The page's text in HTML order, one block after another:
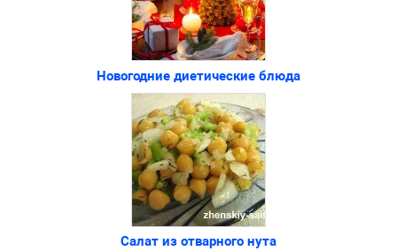
Новогодние диетические блюда
Салат из отварного нута